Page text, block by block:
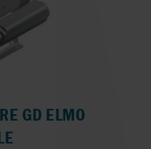
GD ELMO